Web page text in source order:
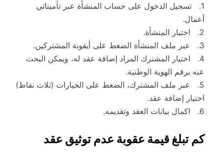
1. تسجيل الدخول على حساب المنشأة عبر تأميناتي
أعمال.
2. اختيار المنشأة.
3. عبر ملف المنشأة الضغط على أيقونة المشتركين.
4. اختيار المشترك المراد إضافة عقد له، ويمكن البحث
عنه برقم الهوية الوطنية.
5. عبر ملف المشترك، الضغط على الخيارات (ثلاث نقاط)
اختيار إضافة عقد.
6. اكمال بيانات العقد وتقديمه.
كم تبلغ قيمة عقوبة عدم توثيق عقد